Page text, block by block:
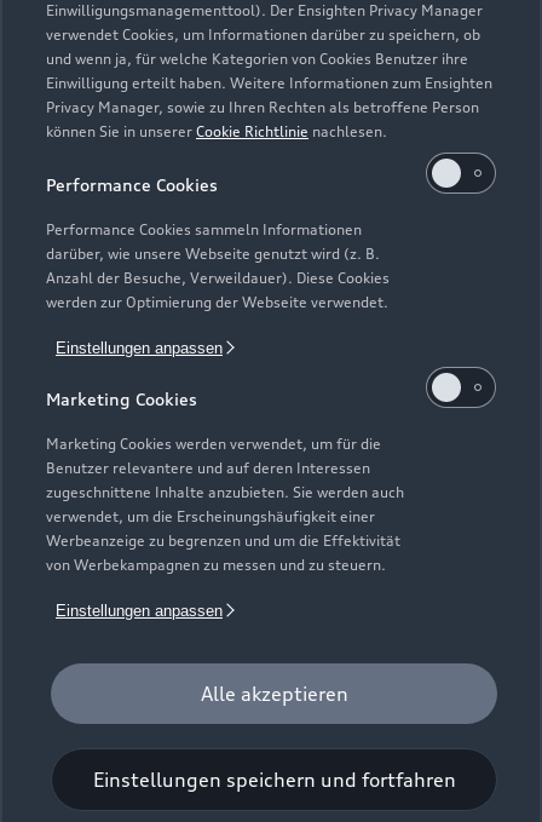
Einwilligungsmanagementtool). Der Ensighten Privacy Manager
verwendet Cookies, um Informationen darüber zu speichern, ob
und wenn ja, für welche Kategorien von Cookies Benutzer ihre
Einwilligung erteilt haben. Weitere Informationen zum Ensighten
Privacy Manager, sowie zu Ihren Rechten als betroffene Person
können Sie in unserer Cookie Richtlinie nachlesen.
Performance Cookies
Performance Cookies sammeln Informationen
darüber, wie unsere Webseite genutzt wird (z. B.
Anzahl der Besuche, Verweildauer). Diese Cookies
werden zur Optimierung der Webseite verwendet.
Einstellungen anpassen
Marketing Cookies
Marketing Cookies werden verwendet, um für die
Benutzer relevantere und auf deren Interessen
zugeschnittene Inhalte anzubieten. Sie werden auch
verwendet, um die Erscheinungshäufigkeit einer
Werbeanzeige zu begrenzen und um die Effektivität
von Werbekampagnen zu messen und zu steuern.
Einstellungen anpassen
Alle akzeptieren
Einstellungen speichern und fortfahren
Zurück nach oben
Modelle
Elektromodelle
Plug-in-Hybride
Neuwagensuche
Gebrauchtwagensuche
Geschäftskunden
Service & Zubehör
Saisonale Angebote
Audi Services
Garantie
Audi digital services
myAudi
Support
Audi Code
Häufige Fragen (FAQ)
Audi Online Beratung
Online-Terminvereinbarung
Servicekontakt
Bordbuch & Bedienungsanleitungen
Verträge kündigen
Über Audi
Unternehmen
Karriere
Investor Relations
Audi erleben
© 2026 AUDI AG. Alle Rechte vorbehalten
Impressum Rechtliches
Cookie-Richtlinie
Digital Services Act
EU Data Act